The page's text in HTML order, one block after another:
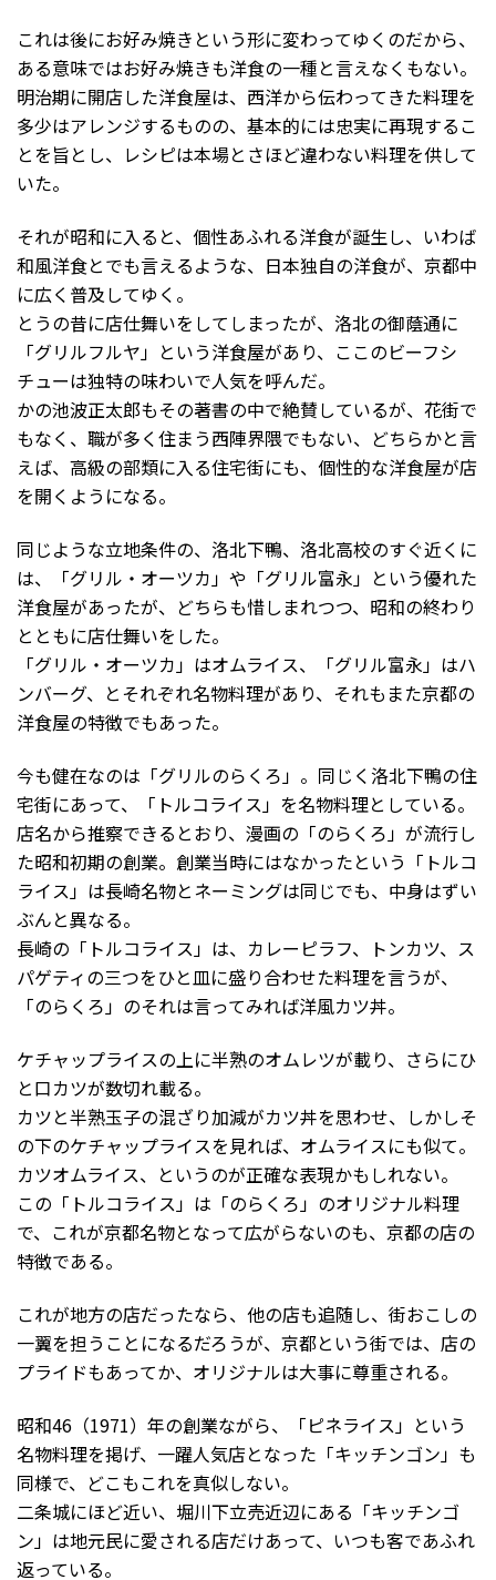
これは後にお好み焼きという形に変わってゆくのだから、
ある意味ではお好み焼きも洋食の一種と言えなくもない。
明治期に開店した洋食屋は、西洋から伝わってきた料理を
多少はアレンジするものの、基本的には忠実に再現するこ
とを旨とし、レシピは本場とさほど違わない料理を供して
いた。
それが昭和に入ると、個性あふれる洋食が誕生し、いわば
和風洋食とでも言えるような、日本独自の洋食が、京都中
に広く普及してゆく。
とうの昔に店仕舞いをしてしまったが、洛北の御蔭通に
「グリルフルヤ」という洋食屋があり、ここのビーフシ
チューは独特の味わいで人気を呼んだ。
かの池波正太郎もその著書の中で絶賛しているが、花街で
もなく、職が多く住まう西陣界隈でもない、どちらかと言
えば、高級の部類に入る住宅街にも、個性的な洋食屋が店
を開くようになる。
同じような立地条件の、洛北下鴨、洛北高校のすぐ近くに
は、「グリル・オーツカ」や「グリル富永」という優れた
洋食屋があったが、どちらも惜しまれつつ、昭和の終わり
とともに店仕舞いをした。
「グリル・オーツカ」はオムライス、「グリル富永」はハ
ンバーグ、とそれぞれ名物料理があり、それもまた京都の
洋食屋の特徴でもあった。
今も健在なのは「グリルのらくろ」。同じく洛北下鴨の住
宅街にあって、「トルコライス」を名物料理としている。
店名から推察できるとおり、漫画の「のらくろ」が流行し
た昭和初期の創業。創業当時にはなかったという「トルコ
ライス」は長崎名物とネーミングは同じでも、中身はずい
ぶんと異なる。
長崎の「トルコライス」は、カレーピラフ、トンカツ、ス
パゲティの三つをひと皿に盛り合わせた料理を言うが、
「のらくろ」のそれは言ってみれば洋風カツ丼。
ケチャップライスの上に半熟のオムレツが載り、さらにひ
と口カツが数切れ載る。
カツと半熟玉子の混ざり加減がカツ丼を思わせ、しかしそ
の下のケチャップライスを見れば、オムライスにも似て。
カツオムライス、というのが正確な表現かもしれない。
この「トルコライス」は「のらくろ」のオリジナル料理
で、これが京都名物となって広がらないのも、京都の店の
特徴である。
これが地方の店だったなら、他の店も追随し、街おこしの
一翼を担うことになるだろうが、京都という街では、店の
プライドもあってか、オリジナルは大事に尊重される。
昭和46（1971）年の創業ながら、「ピネライス」という
名物料理を掲げ、一躍人気店となった「キッチンゴン」も
同様で、どこもこれを真似しない。
二条城にほど近い、堀川下立売近辺にある「キッチンゴ
ン」は地元民に愛される店だけあって、いつも客であふれ
返っている。